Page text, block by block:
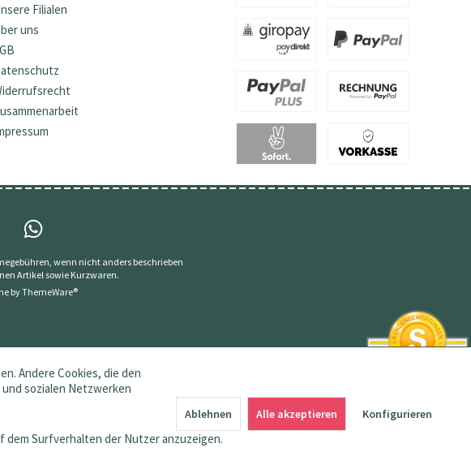
Filialen
uns
wenn nicht anders beschrieben
Artikel sowie Kurzwaren.
byThemeWare®
Andere Cookies, die den
sozialen Netzwerken
dem Surfverhalten der Nutzer anzuzeigen.
Ablehnen Alle akzeptieren Konfigurieren
aus 145 Bewertungen